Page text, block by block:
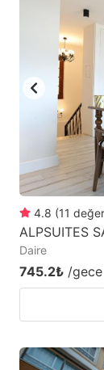
4.8 (11
ALPSUITES
Daire
745.2₺ /gece